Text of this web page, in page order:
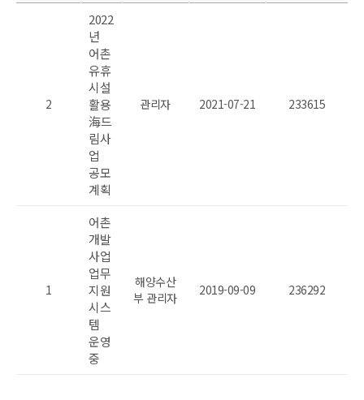
2
2022
년
어촌
유휴
시설
활용
海드
림사
업
공모
계획
관리자 2021-07-21 233615
1
어촌
개발
사업
업무
지원
시스
템
운영
중
해양수산
부 관리자
2019-09-09 236292